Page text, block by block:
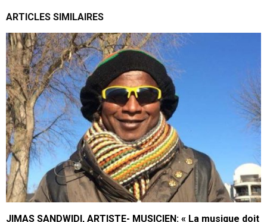
ARTICLES SIMILAIRES
JIMAS SANDWIDI, ARTISTE- MUSICIEN: « La musique doit